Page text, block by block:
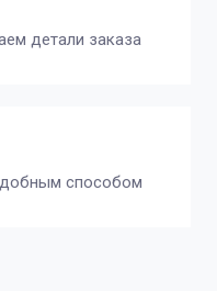
детали заказа
способом